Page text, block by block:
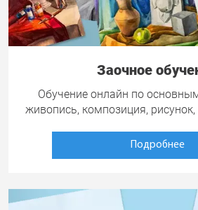
Заочное
Обучение онлайн по
живопись, композиция, рисунок,
Подробнее